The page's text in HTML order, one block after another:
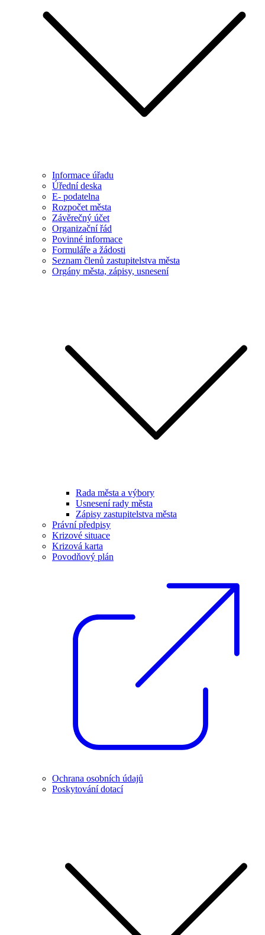
Informace úřadu
Úřední deska
E- podatelna
Rozpočet města
Závěrečný účet
Organizační řád
Povinné informace
Formuláře a žádosti
Seznam členů zastupitelstva města
Orgány města, zápisy, usnesení
Rada města a výbory
Usnesení rady města
Zápisy zastupitelstva města
Právní předpisy
Krizové situace
Krizová karta
Povodňový plán
Ochrana osobních údajů
Poskytování dotací